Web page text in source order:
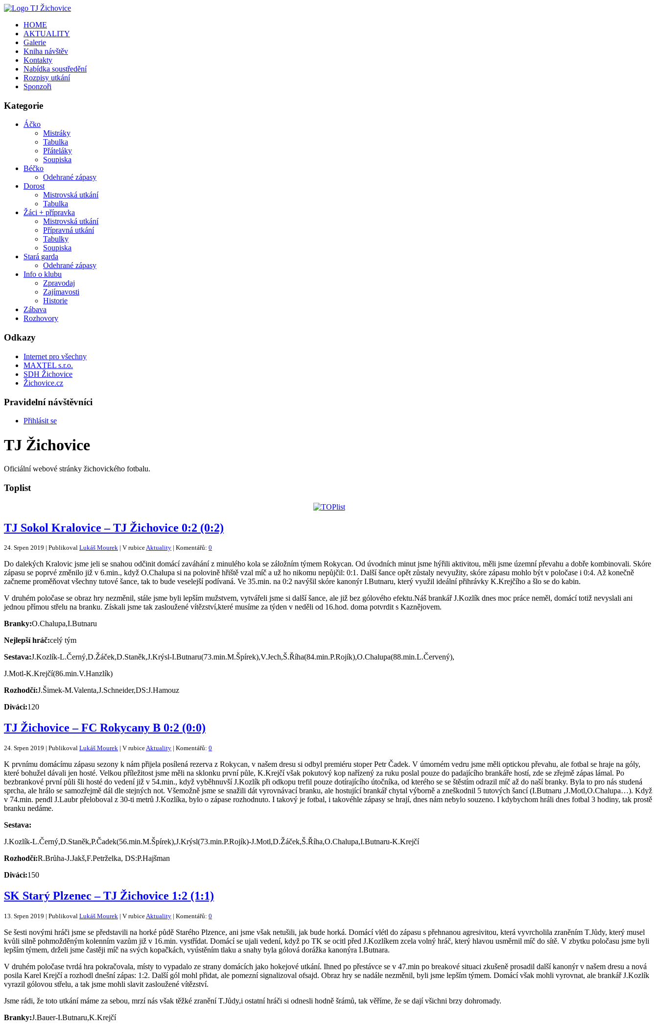
HOME
AKTUALITY
Galerie
Kniha návštěv
Kontakty
Nabídka soustředění
Rozpisy utkání
Sponzoři
Kategorie
Áčko
Mistráky
Tabulka
Přáteláky
Soupiska
Béčko
Odehrané zápasy
Dorost
Mistrovská utkání
Tabulka
Žáci + přípravka
Mistrovská utkání
Přípravná utkání
Tabulky
Soupiska
Stará garda
Odehrané zápasy
Info o klubu
Zpravodaj
Zajímavosti
Historie
Zábava
Rozhovory
Odkazy
Internet pro všechny
MAXTEL s.r.o.
SDH Žichovice
Žichovice.cz
Pravidelní návštěvníci
Přihlásit se
TJ Žichovice
Oficiální webové stránky žichovického fotbalu.
Toplist
TJ Sokol Kralovice – TJ Žichovice 0:2 (0:2)
24. Srpen 2019 | Publikoval Lukáš Mourek | V rubiceAktuality | Komentářů: 0
Do dalekých Kralovic jsme jeli se snahou odčinit domácí zaváhání z minulého kola se záložním týmem Rokycan. Od úvodních minut jsme hýřili aktivitou, měli jsme územní převahu a dobře kombinovali. Skóre
zápasu se poprvé změnilo již v 6.min., když O.Chalupa si na polovině hřiště vzal míč a už ho nikomu nepůjčil: 0:1. Další šance opět zůstaly nevyužity, skóre zápasu mohlo být v poločase i 0:4. Až konečně
začneme proměňovat všechny tutové šance, tak to bude veselejší podívaná. Ve 35.min. na 0:2 navýšil skóre kanonýr I.Butnaru, který využil ideální přihrávky K.Krejčího a šlo se do kabin.
V druhém poločase se obraz hry nezměnil, stále jsme byli lepším mužstvem, vytvářeli jsme si další šance, ale již bez gólového efektu.Náš brankář J.Kozlík dnes moc práce neměl, domácí totiž nevyslali ani
jednou přímou střelu na branku. Získali jsme tak zasloužené vítězství,které musíme za týden v neděli od 16.hod. doma potvrdit s Kaznějovem.
Branky:O.Chalupa,I.Butnaru
Nejlepší hráč:celý tým
Sestava:J.Kozlík-L.Černý,D.Žáček,D.Staněk,J.Krýsl-I.Butnaru(73.min.M.Špírek),V.Jech,Š.Říha(84.min.P.Rojík),O.Chalupa(88.min.L.Červený),
J.Motl-K.Krejčí(86.min.V.Hanzlík)
Rozhodčí:J.Šimek-M.Valenta,J.Schneider,DS:J.Hamouz
Diváci:120
TJ Žichovice – FC Rokycany B 0:2 (0:0)
24. Srpen 2019 | Publikoval Lukáš Mourek | V rubiceAktuality | Komentářů: 0
K prvnímu domácímu zápasu sezony k nám přijela posílená rezerva z Rokycan, v našem dresu si odbyl premiéru stoper Petr Čadek. V úmorném vedru jsme měli optickou převahu, ale fotbal se hraje na góly,
které bohužel dávali jen hosté. Velkou příležitost jsme měli na sklonku první půle, K.Krejčí však pokutový kop nařízený za ruku poslal pouze do padajícího brankáře hostí, zde se zřejmě zápas lámal. Po
bezbrankové první půli šli hosté do vedení již v 54.min., když vyběhnuvší J.Kozlík při odkopu trefil pouze dotírajícího útočníka, od kterého se se štěstím odrazil míč až do naší branky. Byla to pro nás studená
sprcha, ale hrálo se samozřejmě dál dle stejných not. Všemožně jsme se snažili dát vyrovnávací branku, ale hostující brankář chytal výborně a zneškodnil 5 tutových šancí (I.Butnaru ,J.Motl,O.Chalupa…). Když
v 74.min. pendl J.Laubr přeloboval z 30-ti metrů J.Kozlíka, bylo o zápase rozhodnuto. I takový je fotbal, i takovéhle zápasy se hrají, dnes nám nebylo souzeno. I kdybychom hráli dnes fotbal 3 hodiny, tak prostě
branku nedáme.
Sestava:
J.Kozlík-L.Černý,D.Staněk,P.Čadek(56.min.M.Špírek),J.Krýsl(73.min.P.Rojík)-J.Motl,D.Žáček,Š.Říha,O.Chalupa,I.Butnaru-K.Krejčí
Rozhodčí:R.Brůha-J.Jakš,F.Petrželka, DS:P.Hajšman
Diváci:150
SK Starý Plzenec – TJ Žichovice 1:2 (1:1)
13. Srpen 2019 | Publikoval Lukáš Mourek | V rubiceAktuality | Komentářů: 0
Se šesti novými hráči jsme se představili na horké půdě Starého Plzence, ani jsme však netušili, jak bude horká. Domácí vlétl do zápasu s přehnanou agresivitou, která vyvrcholila zraněním T.Jůdy, který musel
kvůli silně pohmožděným kolenním vazům již v 16.min. vystřídat. Domácí se ujali vedení, když po TK se ocitl před J.Kozlíkem zcela volný hráč, který hlavou usměrnil míč do sítě. V zbytku poločasu jsme byli
lepším týmem, drželi jsme častěji míč na svých kopačkách, vyústěním tlaku a snahy byla gólová dorážka kanonýra I.Butnara.
V druhém poločase tvrdá hra pokračovala, místy to vypadalo ze strany domácích jako hokejové utkání. Ihned po přestávce se v 47.min po breakové situaci zkušeně prosadil další kanonýr v našem dresu a nová
posila Karel Krejčí a rozhodl dnešní zápas: 1:2. Další gól mohl přidat, ale pomezní signalizoval ofsajd. Obraz hry se nadále nezměnil, byli jsme lepším týmem. Domácí však mohli vyrovnat, ale brankář J.Kozlík
vyrazil gólovou střelu, a tak jsme mohli slavit zasloužené vítězství.
Jsme rádi, že toto utkání máme za sebou, mrzí nás však těžké zranění T.Jůdy,i ostatní hráči si odnesli hodně šrámů, tak věříme, že se dají všichni brzy dohromady.
Branky:J.Bauer-I.Butnaru,K.Krejčí